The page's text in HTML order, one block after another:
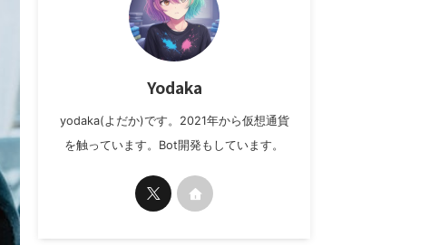
Yodaka
yodaka(よだか)です。2021年から仮想通貨
を触っています。Bot開発もしています。